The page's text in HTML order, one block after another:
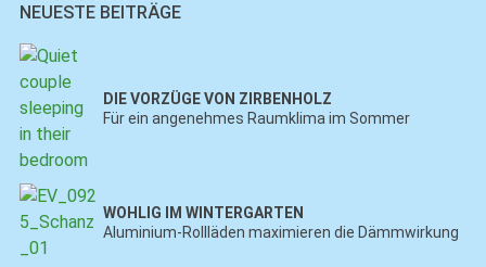
NEUESTE BEITRÄGE
DIE VORZÜGE VON ZIRBENHOLZ
Für ein angenehmes Raumklima im Sommer
WOHLIG IM WINTERGARTEN
Aluminium-Rollläden maximieren die Dämmwirkung